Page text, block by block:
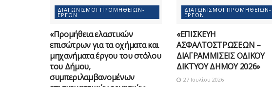
ΔΙΑΓΩΝΙΣΜΟΊ ΠΡΟΜΗΘΕΙΏΝ-
ΈΡΓΩΝ
«Προμήθεια ελαστικών
επισώτρων για τα οχήματα και
μηχανήματα έργου του στόλου
του Δήμου,
συμπεριλαμβανομένων
ΔΙΑΓΩΝΙΣΜΟΊ ΠΡΟΜΗΘΕΙΏΝ-
ΈΡΓΩΝ
«ΕΠΙΣΚΕΥΗ
ΑΣΦΑΛΤΟΣΤΡΩΣΕΩΝ –
ΔΙΑΓΡΑΜΜΙΣΕΙΣ ΟΔΙΚΟΥ
ΔΙΚΤΥΟΥ ΔΗΜΟΥ 2026»
27 Ιουλίου 2026